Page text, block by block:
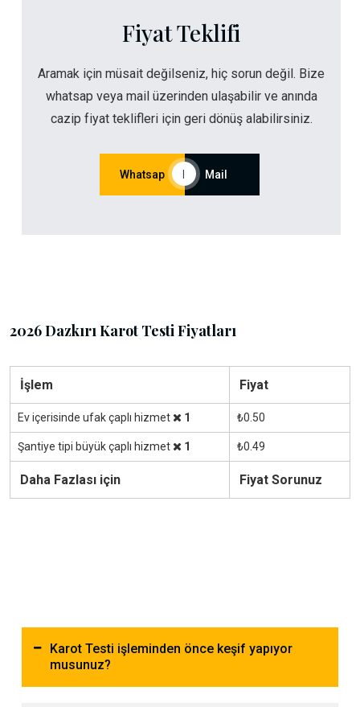
Fiyat Teklifi
Aramak için müsait değilseniz, hiç sorun değil. Bize
whatsap veya mail üzerinden ulaşabilir ve anında
cazip fiyat teklifleri için geri dönüş alabilirsiniz.
Whatsap | Mail
2026 Dazkırı Karot Testi Fiyatları
İşlem Fiyat
Ev içerisinde ufak çaplı hizmet 1 ₺0.50
Şantiye tipi büyük çaplı hizmet 1 ₺0.49
Daha Fazlası için Fiyat Sorunuz
Karot Testi işleminden önce keşif yapıyor
musunuz?